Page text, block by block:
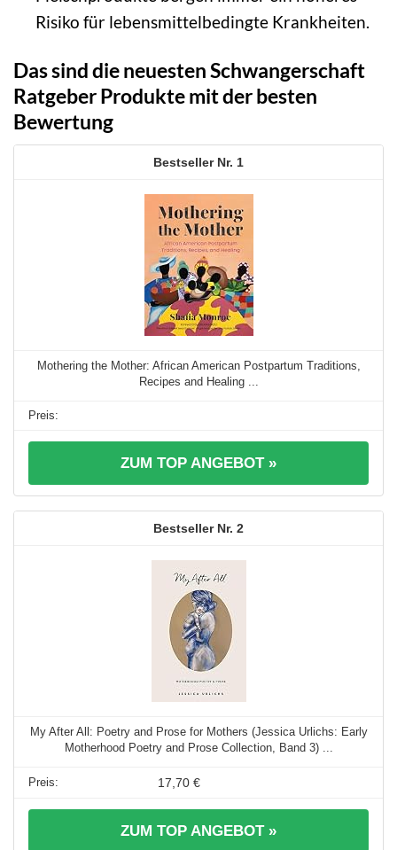
Risiko für lebensmittelbedingte Krankheiten.
Das sind die neuesten Schwangerschaft
Ratgeber Produkte mit der besten
Bewertung
1
Mothering the Mother: African American Postpartum Traditions,
Recipes and Healing ...
ZUM TOP ANGEBOT »
2
My After All: Poetry and Prose for Mothers (Jessica Urlichs: Early
Motherhood Poetry and Prose Collection, Band 3) ...
17,70 €
ZUM TOP ANGEBOT »